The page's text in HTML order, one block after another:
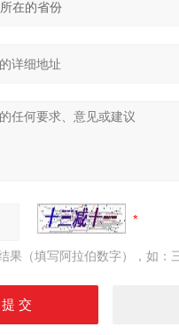
果（填写阿拉伯数字），如：